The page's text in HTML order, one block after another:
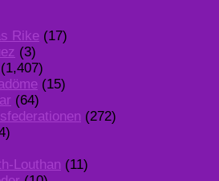
Rike (17)
(3)
(1,407)
(15)
(64)
(272)
Louthan (11)